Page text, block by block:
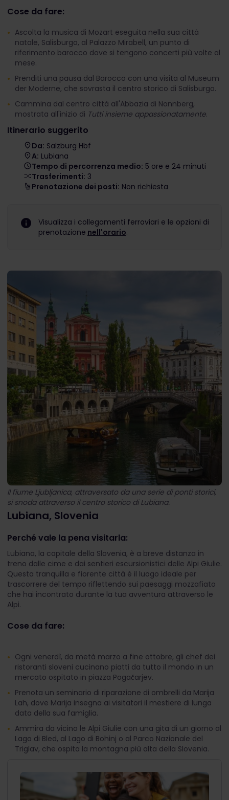
Cose da fare:
Ascolta la musica di Mozart eseguita nella sua città
natale, Salisburgo, al Palazzo Mirabell, un punto di
riferimento barocco dove si tengono concerti più volte al
mese.
Prenditi una pausa dal Barocco con una visita al Museum
der Moderne, che sovrasta il centro storico di Salisburgo.
Cammina dal centro città all'Abbazia di Nonnberg,
mostrata all'inizio di Tutti insieme appassionatamente.
Itinerario suggerito
Da: Salzburg Hbf
A: Lubiana
Tempo di percorrenza medio: 5 ore e 24 minuti
Trasferimenti: 3
Prenotazione dei posti: Non richiesta
Visualizza i collegamenti ferroviari e le opzioni di
prenotazione nell'orario.
Il fiume Ljubljanica, attraversato da una serie di ponti storici,
si snoda attraverso il centro storico di Lubiana.
Lubiana, Slovenia
Perché vale la pena visitarla:
Lubiana, la capitale della Slovenia, è a breve distanza in
treno dalle cime e dai sentieri escursionistici delle Alpi Giulie.
Questa tranquilla e fiorente città è il luogo ideale per
trascorrere del tempo riflettendo sui paesaggi mozzafiato
che hai incontrato durante la tua avventura attraverso le
Alpi.
Cose da fare:
Ogni venerdì, da metà marzo a fine ottobre, gli chef dei
ristoranti sloveni cucinano piatti da tutto il mondo in un
mercato ospitato in piazza Pogačarjev.
Prenota un seminario di riparazione di ombrelli da Marija
Lah, dove Marija insegna ai visitatori il mestiere di lunga
data della sua famiglia.
Ammira da vicino le Alpi Giulie con una gita di un giorno al
Lago di Bled, al Lago di Bohinj o al Parco Nazionale del
Triglav, che ospita la montagna più alta della Slovenia.